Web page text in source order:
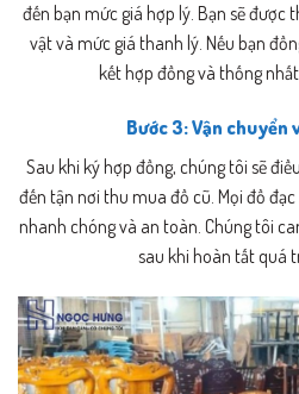
đến bạn mức giá hợp lý. Bạn sẽ được
vật và mức giá thanh lý. Nếu bạn
kết hợp đồng và thống
Bước 3: Vận chuyển
Sau khi ký hợp đồng, chúng tôi sẽ
đến tận nơi thu mua đồ cũ. Mọi đồ
nhanh chóng và an toàn. Chúng tôi
sau khi hoàn tất quá